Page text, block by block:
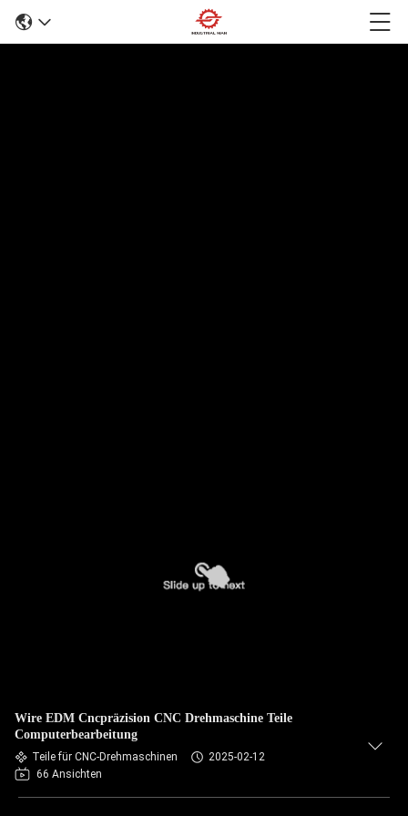
Wire EDM Cncpräzision CNC Drehmaschine Teile
Computerbearbeitung
Teile für CNC-Drehmaschinen
2025-02-12
66 Ansichten